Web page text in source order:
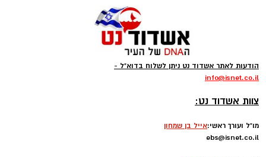
____________________________
מנהלת שיווק פרסום וקידום עסקים:אלדה נתנאל
_______________________________
מנהלת מסחרית וחשבונות:
052-5855522
מתכנת ראשי -אנדרי טורשקין
__________________________